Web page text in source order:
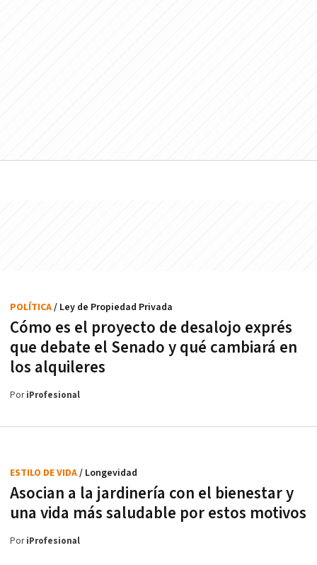
Cómo es el proyecto de desalojo exprés
que debate el Senado y qué cambiará en
los alquileres
POLÍTICA/ Ley de Propiedad Privada
PoriProfesional
Asocian a la jardinería con el bienestar y
una vida más saludable por estos motivos
ESTILO DE VIDA/ Longevidad
PoriProfesional